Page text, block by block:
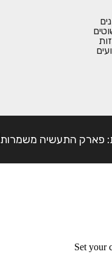
Set your